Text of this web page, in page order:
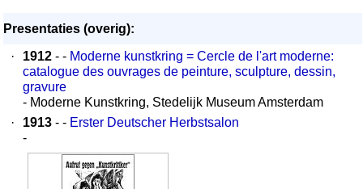
Presentaties (overig):
·
1912 - - Moderne kunstkring = Cercle de l'art moderne:
catalogue des ouvrages de peinture, sculpture, dessin,
gravure
- Moderne Kunstkring, Stedelijk Museum Amsterdam
·
1913 - - Erster Deutscher Herbstsalon
-